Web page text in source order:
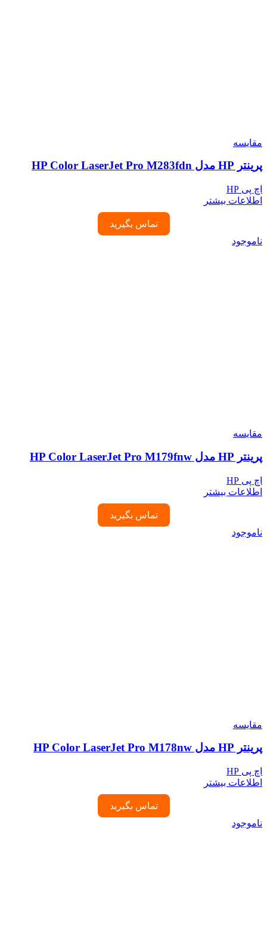
مقایسه
پرینتر HP مدل HP Color LaserJet Pro M283fdn
اچ پی HP
اطلاعات بیشتر
تماس بگیرید
ناموجود
مقایسه
پرینتر HP مدل HP Color LaserJet Pro M179fnw
اچ پی HP
اطلاعات بیشتر
تماس بگیرید
ناموجود
مقایسه
پرینتر HP مدل HP Color LaserJet Pro M178nw
اچ پی HP
اطلاعات بیشتر
تماس بگیرید
ناموجود